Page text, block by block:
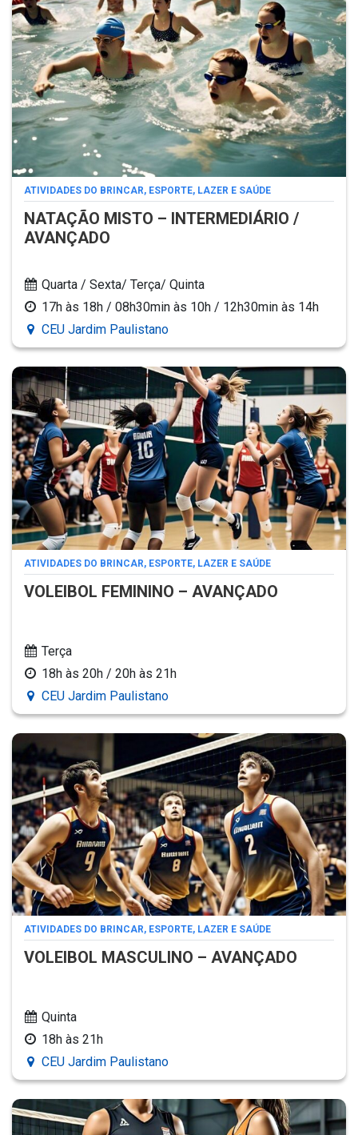
ATIVIDADES DO BRINCAR, ESPORTE, LAZER E SAÚDE
NATAÇÃO MISTO – INTERMEDIÁRIO /
AVANÇADO
Quarta / Sexta/ Terça/ Quinta
17h às 18h / 08h30min às 10h / 12h30min às 14h
CEU Jardim Paulistano
ATIVIDADES DO BRINCAR, ESPORTE, LAZER E SAÚDE
VOLEIBOL FEMININO – AVANÇADO
Terça
18h às 20h / 20h às 21h
CEU Jardim Paulistano
ATIVIDADES DO BRINCAR, ESPORTE, LAZER E SAÚDE
VOLEIBOL MASCULINO – AVANÇADO
Quinta
18h às 21h
CEU Jardim Paulistano